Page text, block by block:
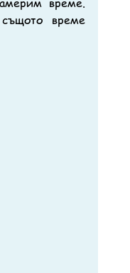
време